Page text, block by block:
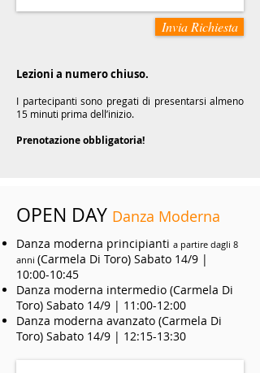
Invia Richiesta
Lezioni a numero chiuso.
I partecipanti sono pregati di presentarsi almeno
15 minuti prima dell’inizio.
Prenotazione obbligatoria!
OPEN DAY Danza Moderna
Danza moderna principianti a partire dagli 8
anni (Carmela Di Toro) Sabato 14/9 |
10:00-10:45
Danza moderna intermedio (Carmela Di
Toro) Sabato 14/9 | 11:00-12:00
Danza moderna avanzato (Carmela Di
Toro) Sabato 14/9 | 12:15-13:30